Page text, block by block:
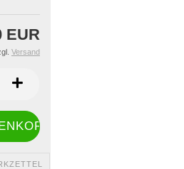
EUR
Versand